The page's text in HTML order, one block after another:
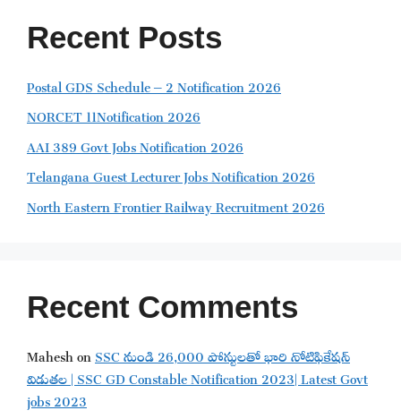
Recent Posts
Postal GDS Schedule – 2 Notification 2026
NORCET 11Notification 2026
AAI 389 Govt Jobs Notification 2026
Telangana Guest Lecturer Jobs Notification 2026
North Eastern Frontier Railway Recruitment 2026
Recent Comments
MaheshonSSC నుండి 26,000 పోస్టులతో భారి నోటిఫికేషన్
విడుతల | SSC GD Constable Notification 2023| Latest Govt
jobs 2023